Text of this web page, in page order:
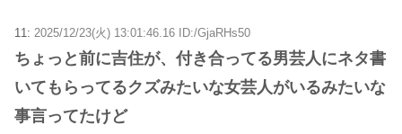
11: 2025/12/23(火) 13:01:46.16 ID:/GjaRHs50
ちょっと前に吉住が、付き合ってる男芸人にネタ書
いてもらってるクズみたいな女芸人がいるみたいな
事言ってたけど